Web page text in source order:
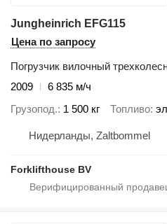
Jungheinrich EFG115
Цена по запросу
Погрузчик вилочный
2009
6 835 м/ч
Грузопод. 1 500 кг Топливо
Нидерланды, Zaltbommel
Forklifthouse BV